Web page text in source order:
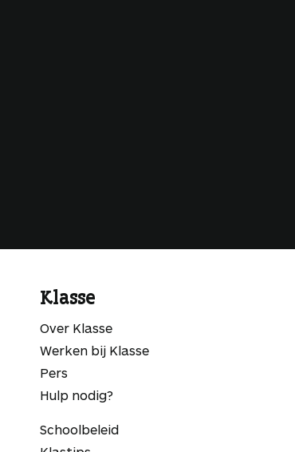
Klasse
Over Klasse
Werken bij Klasse
Pers
Hulp nodig?
Schoolbeleid